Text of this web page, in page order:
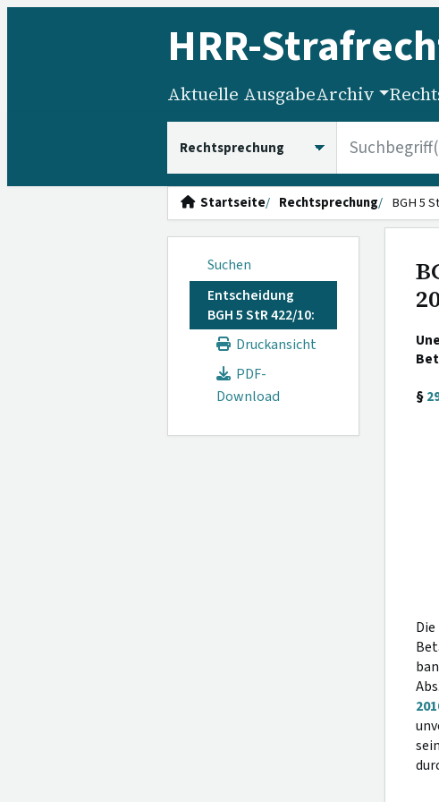
HRR-
Aktuelle AusgabeArchiv
Startseite Rechtsprechung BGH 5
Suchen
Entscheidung
BGH 5 StR 422/10:
Druckansicht
PDF-
Download
§